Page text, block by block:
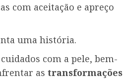
com aceitação e apreço
uma história.
com a pele, bem-
as transformações